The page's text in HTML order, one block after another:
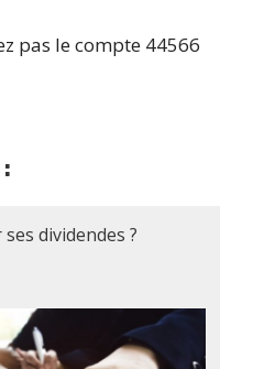
pas le compte 44566
dividendes ?